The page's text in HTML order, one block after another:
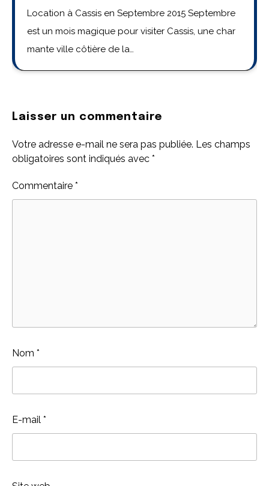
Location à Cassis en Septembre 2015 Septembre
est un mois magique pour visiter Cassis, une char
mante ville côtière de la…
Laisser un commentaire
Votre adresse e-mail ne sera pas publiée. Les champs
obligatoires sont indiqués avec *
Commentaire *
Nom *
E-mail *